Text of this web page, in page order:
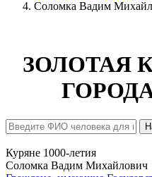
Соломка Вадим
ЗОЛОТАЯ
Куряне 1000-летия
Соломка Вадим Михайлович